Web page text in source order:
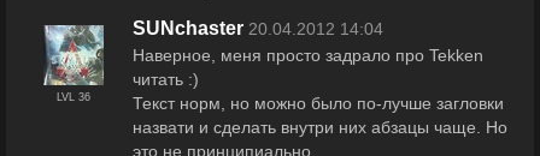
LVL 36
SUNchaster 20.04.2012 14:04
Наверное, меня просто задрало про Tekken
читать :)
Текст норм, но можно было по-лучше загловки
назвати и сделать внутри них абзацы чаще. Но
это не принципиально.